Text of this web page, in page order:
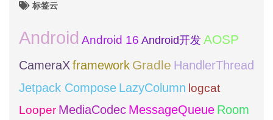
标签云
Android Android 16 Android开发 AOSP
CameraXframework Gradle HandlerThread
Jetpack Compose LazyColumn logcat
Looper MediaCodec MessageQueue Room